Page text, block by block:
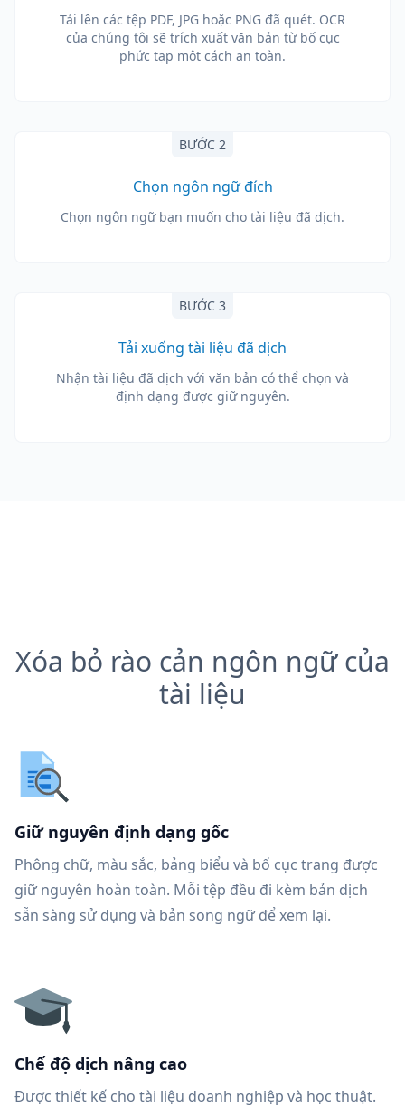
Tải lên các tệp PDF, JPG hoặc PNG đã quét. OCR
của chúng tôi sẽ trích xuất văn bản từ bố cục
phức tạp một cách an toàn.
BƯỚC 2
Chọn ngôn ngữ đích
Chọn ngôn ngữ bạn muốn cho tài liệu đã dịch.
BƯỚC 3
Tải xuống tài liệu đã dịch
Nhận tài liệu đã dịch với văn bản có thể chọn và
định dạng được giữ nguyên.
Xóa bỏ rào cản ngôn ngữ của
tài liệu
Giữ nguyên định dạng gốc
Phông chữ, màu sắc, bảng biểu và bố cục trang được
giữ nguyên hoàn toàn. Mỗi tệp đều đi kèm bản dịch
sẵn sàng sử dụng và bản song ngữ để xem lại.
Chế độ dịch nâng cao
Được thiết kế cho tài liệu doanh nghiệp và học thuật.